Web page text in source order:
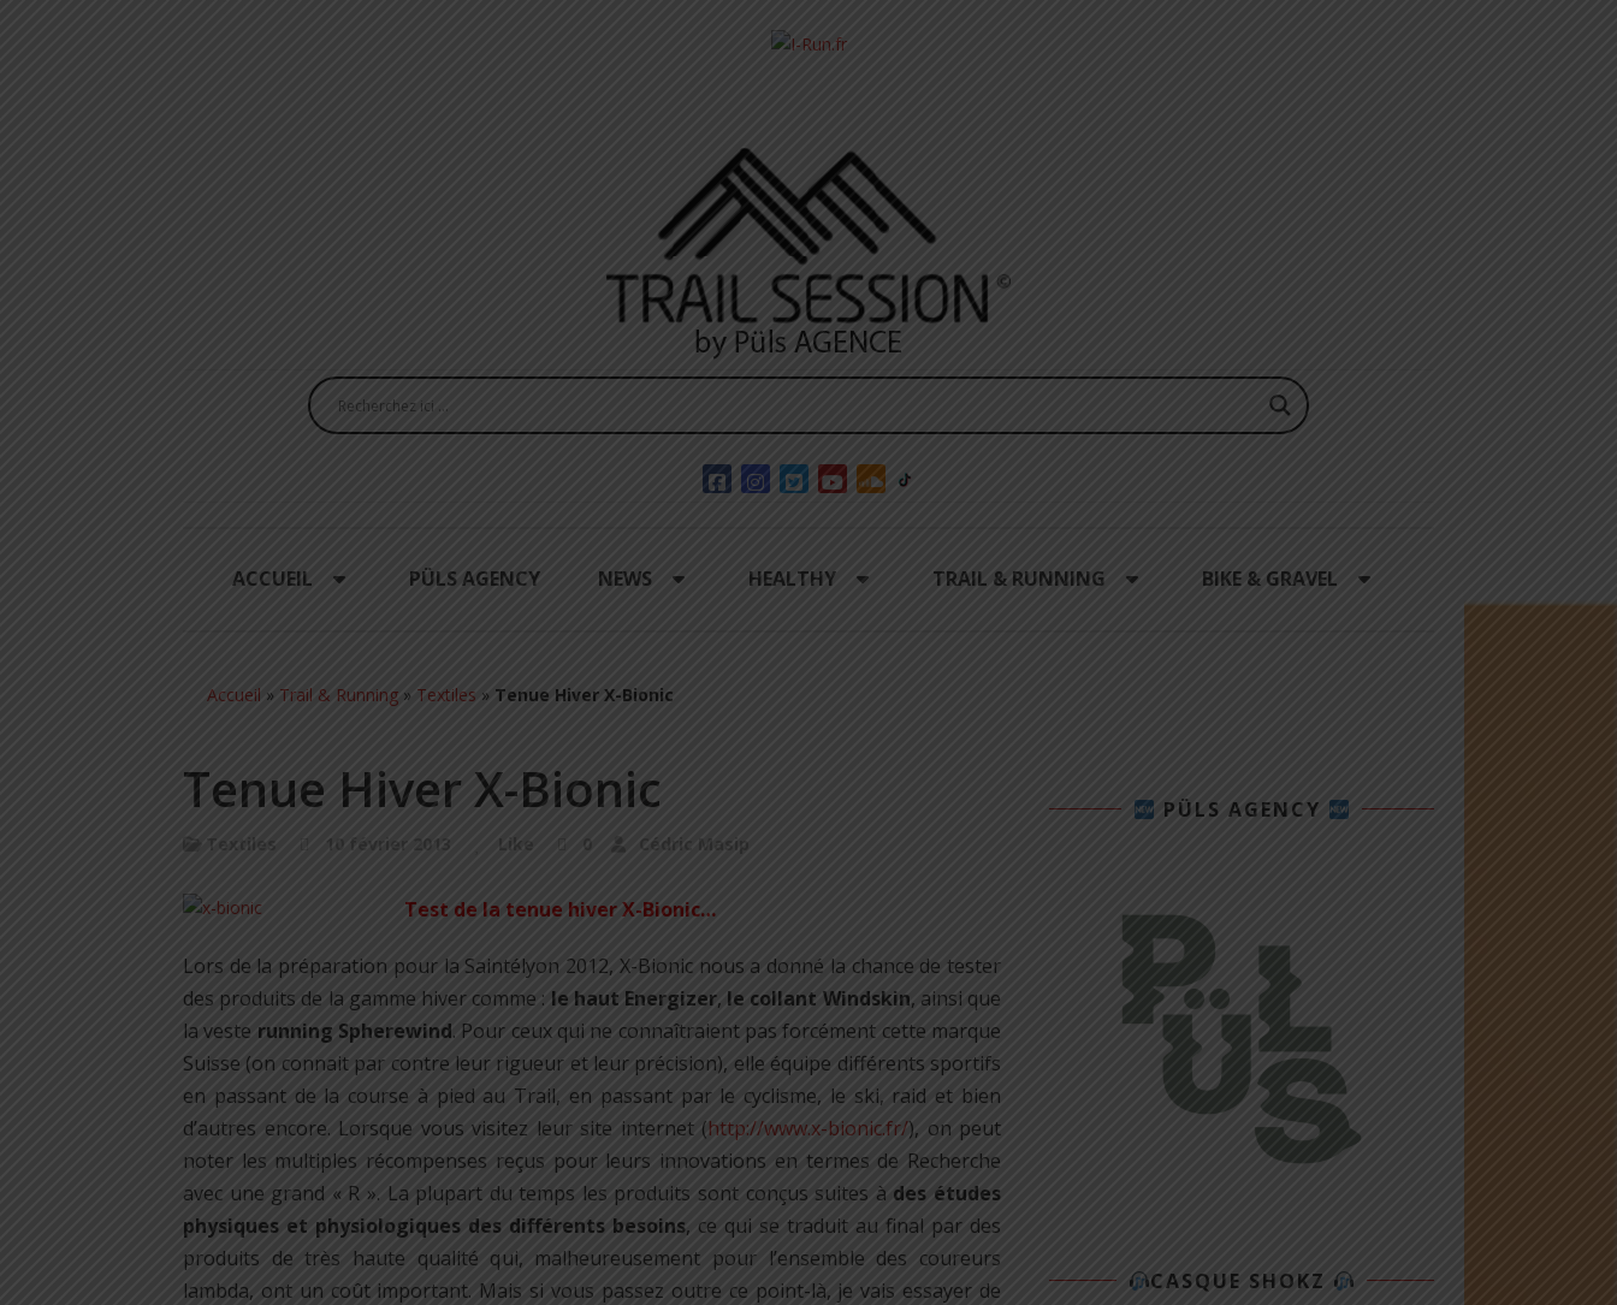
ACCUEIL PÜLS AGENCY NEWS HEALTHY TRAIL & RUNNING BIKE & GRAVEL
Accueil » Trail & Running » Textiles » Tenue Hiver X-Bionic
Tenue Hiver X-Bionic
Textiles 10 février 2013 Like 0 Cédric Masip
Test de la tenue hiver X-Bionic…
Lors de la préparation pour la Saintélyon 2012, X-Bionic nous a donné la chance de tester
des produits de la gamme hiver comme : le haut Energizer, le collant Windskin, ainsi que
la veste running Spherewind. Pour ceux qui ne connaîtraient pas forcément cette marque
Suisse (on connait par contre leur rigueur et leur précision), elle équipe différents sportifs
en passant de la course à pied au Trail, en passant par le cyclisme, le ski, raid et bien
d’autres encore. Lorsque vous visitez leur site internet (http://www.x-bionic.fr/), on peut
noter les multiples récompenses reçus pour leurs innovations en termes de Recherche
avec une grand « R ». La plupart du temps les produits sont conçus suites à des études
physiques et physiologiques des différents besoins, ce qui se traduit au final par des
produits de très haute qualité qui, malheureusement pour l’ensemble des coureurs
lambda, ont un coût important. Mais si vous passez outre ce point-là, je vais essayer de
PÜLS AGENCY
CASQUE SHOKZ